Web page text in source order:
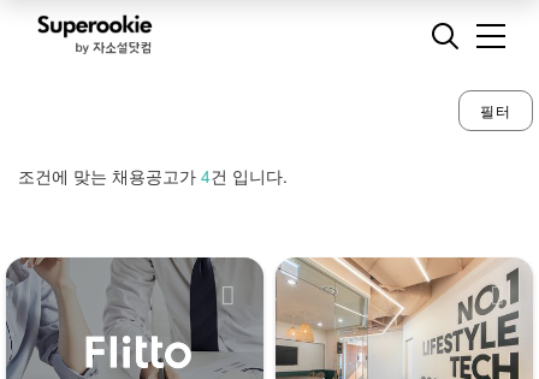
필터
조건에 맞는 채용공고가 4건 입니다.